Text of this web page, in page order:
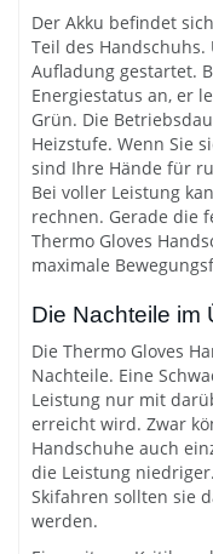
Der Akku befindet
Teil des
Aufladung gestartet.
Energiestatus an, er
Grün. Die
Heizstufe. Wenn Sie
sind Ihre Hände für
Bei voller Leistung
rechnen. Gerade die
Thermo Gloves
maximale
Die Nachteile im
Die Thermo Gloves
Nachteile. Eine
Leistung nur mit
erreicht wird. Zwar
Handschuhe auch
die Leistung
Skifahren sollten sie
werden.